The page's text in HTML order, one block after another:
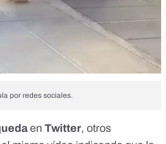
por redes sociales.
en Twitter, otros